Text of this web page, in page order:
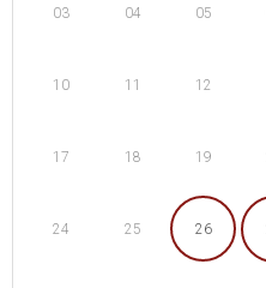
03 04 05
10 11 12
17 18 19
24 25 26